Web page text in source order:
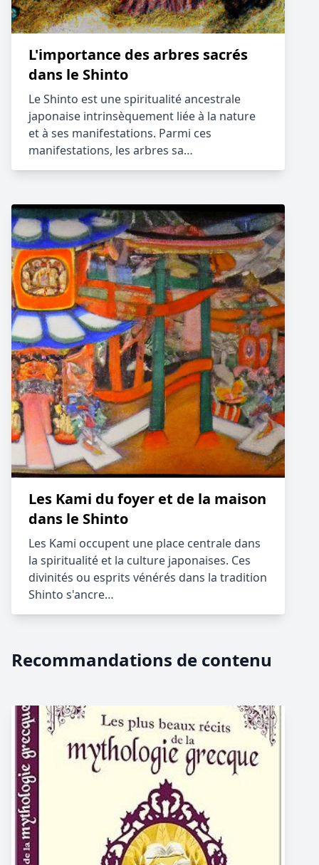
L'importance des arbres sacrés
dans le Shinto
Le Shinto est une spiritualité ancestrale
japonaise intrinsèquement liée à la nature
et à ses manifestations. Parmi ces
manifestations, les arbres sa…
Les Kami du foyer et de la maison
dans le Shinto
Les Kami occupent une place centrale dans
la spiritualité et la culture japonaises. Ces
divinités ou esprits vénérés dans la tradition
Shinto s'ancre…
Recommandations de contenu